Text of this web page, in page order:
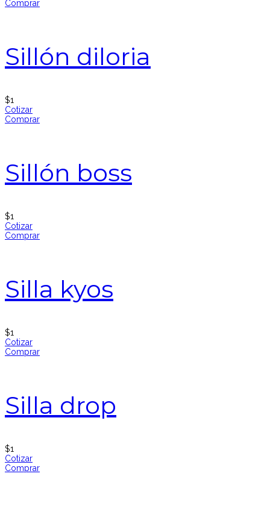
Comprar
Sillón diloria
$1
Cotizar
Comprar
Sillón boss
$1
Cotizar
Comprar
Silla kyos
$1
Cotizar
Comprar
Silla drop
$1
Cotizar
Comprar